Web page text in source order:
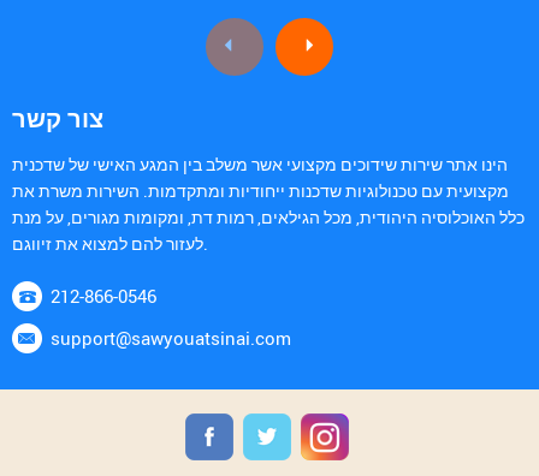
צור קשר
הינו אתר שירות שידוכים מקצועי אשר משלב בין המגע האישי של שדכנית
מקצועית עם טכנולוגיות שדכנות ייחודיות ומתקדמות. השירות משרת את
כלל האוכלוסיה היהודית, מכל הגילאים, רמות דת, ומקומות מגורים, על מנת
לעזור להם למצוא את זיווגם.
212-866-0546
support@sawyouatsinai.com